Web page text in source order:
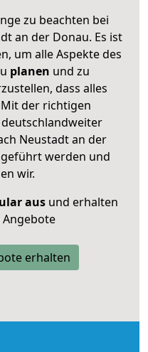
zu beachten bei
an der Donau. Es ist
um alle Aspekte des
planen und zu
dass alles
der richtigen
Neustadt an der
werden und
wir.
ausund erhalten
Angebote
erhalten